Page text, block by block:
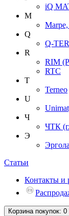
iQ
M
Q
Q-
R
RIM
RTC
T
Terneo
U
Ч
ЧТК
Э
Статьи
Контакты и
Корзина покупок: 0